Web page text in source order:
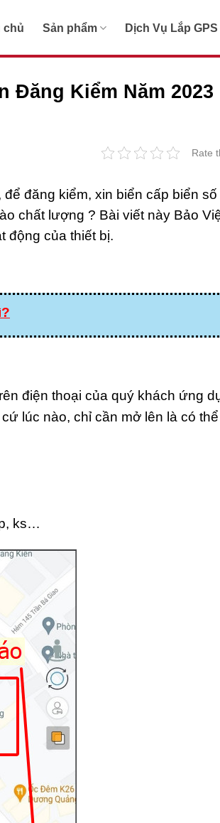
chủ Sản phẩm Dịch Vụ Lắp GPS
Đăng Kiểm Năm 2023
Rate
để đăng kiểm, xin biển cấp biển
chất lượng ? Bài viết này Bảo
động của thiết bị.
điện thoại của quý khách ứng
lúc nào, chỉ cần mở lên là có
ks…